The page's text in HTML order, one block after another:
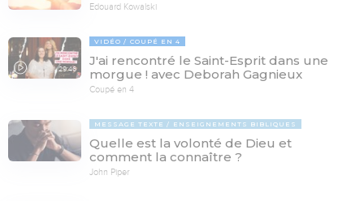
Edouard Kowalski
29:46
VIDÉO COUPÉ EN 4
J'ai rencontré le Saint-Esprit dans une
morgue ! avec Deborah Gagnieux
Coupé en 4
MESSAGE TEXTE ENSEIGNEMENTS BIBLIQUES
Quelle est la volonté de Dieu et
comment la connaître ?
John Piper